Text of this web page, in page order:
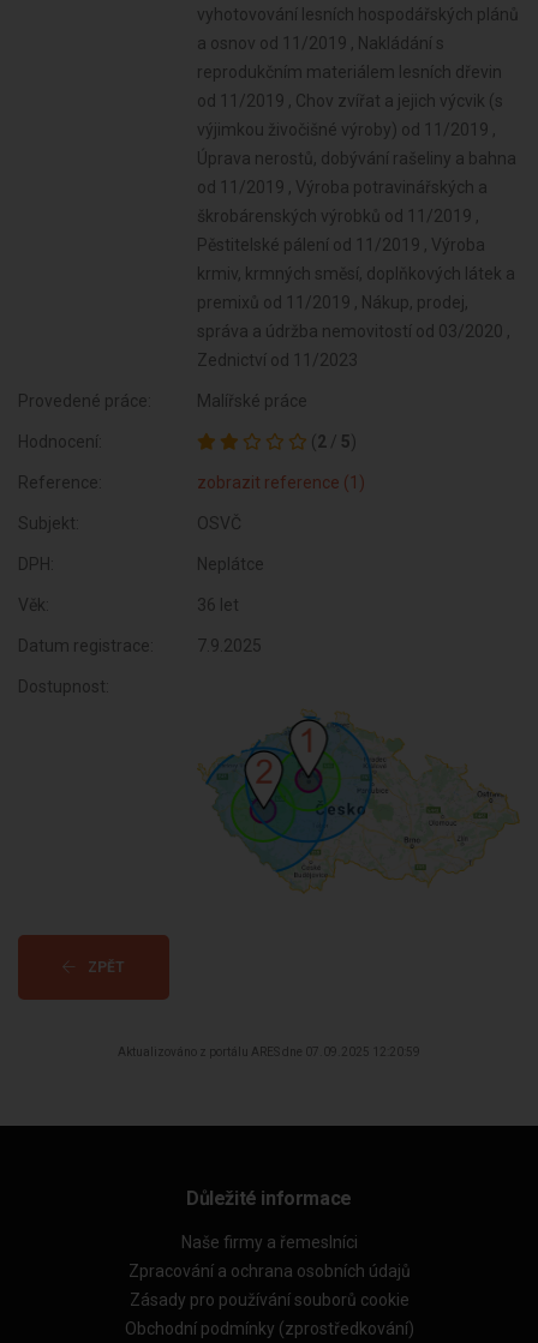
Provedené práce: Malířské práce
Hodnocení: ( 2 / 5)
Reference: zobrazit reference (1)
Subjekt: OSVČ
DPH: Neplátce
Věk: 36 let
Datum registrace: 7.9.2025
Dostupnost:
ZPĚT
Aktualizováno z portálu ARES dne 07.09.2025 12:20:59
Důležité informace
Naše firmy a řemeslníci
Zpracování a ochrana osobních údajů
Zásady pro používání souborů cookie
Obchodní podmínky (zprostředkování)